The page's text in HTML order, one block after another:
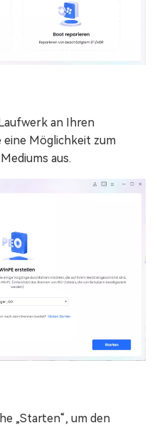
an Ihren
eine Möglichkeit zum
aus.
„Starten“, um den